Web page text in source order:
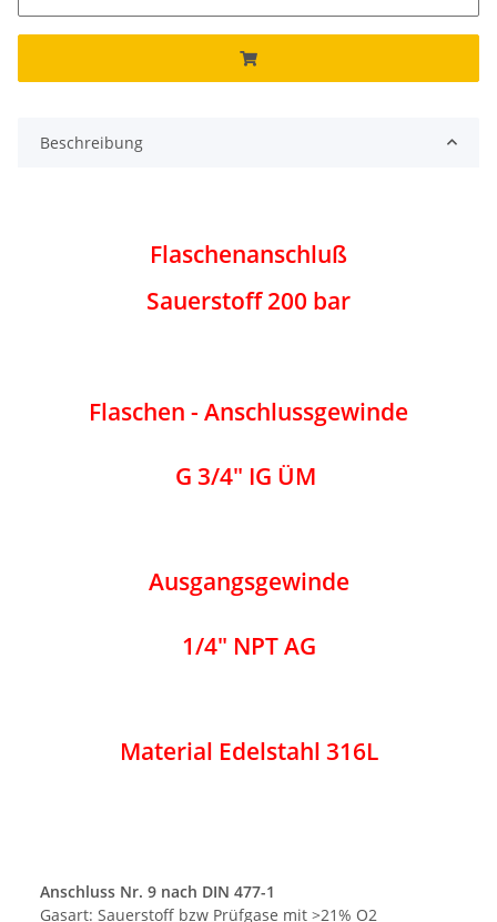
Beschreibung
Flaschenanschluß
Sauerstoff 200 bar
Flaschen - Anschlussgewinde
G 3/4" IG ÜM
Ausgangsgewinde
1/4" NPT AG
Material Edelstahl 316L
Anschluss Nr. 9 nach DIN 477-1
Gasart: Sauerstoff bzw Prüfgase mit >21% O2